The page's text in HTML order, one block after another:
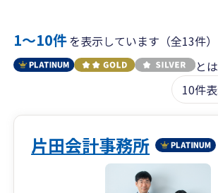
1〜10件を表示しています（全13件）
とは
片田会計事務所